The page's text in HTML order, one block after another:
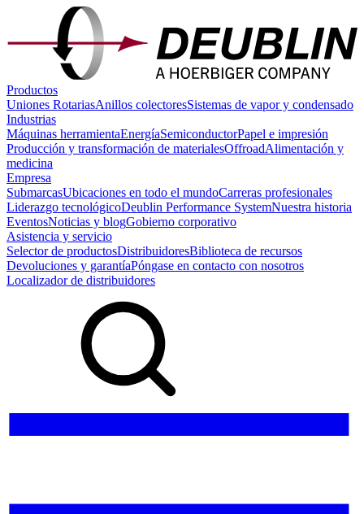
Productos
Uniones RotariasAnillos colectoresSistemas de vapor y condensado
Industrias
Máquinas herramientaEnergíaSemiconductorPapel e impresión
Producción y transformación de materialesOffroadAlimentación y
medicina
Empresa
SubmarcasUbicaciones en todo el mundoCarreras profesionales
Liderazgo tecnológicoDeublin Performance SystemNuestra historia
EventosNoticias y blogGobierno corporativo
Asistencia y servicio
Selector de productosDistribuidoresBiblioteca de recursos
Devoluciones y garantíaPóngase en contacto con nosotros
Localizador de distribuidores